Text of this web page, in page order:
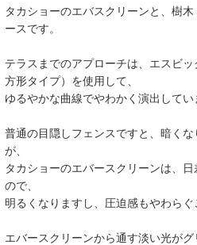
タカショーのエバスクリーンと、樹
ースです。
テラスまでのアプローチは、エスビ
方形タイプ）を使用して、
ゆるやかな曲線でやわかく演出してい
普通の目隠しフェンスですと、暗く
が、
タカショーのエバースクリーンは、
ので、
明るくなりますし、圧迫感もやわらぐ
エバースクリーンから通す淡い光が